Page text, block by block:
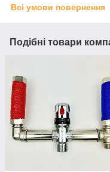
Всі умови повернення
Подібні товари